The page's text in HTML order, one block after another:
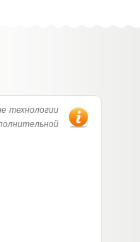
технологии